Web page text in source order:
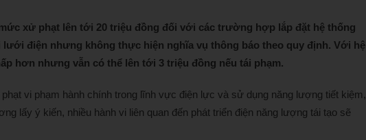
xử phạt lên tới 20 triệu đồng đối với các trường hợp lắp đặt hệ thống
lưới điện nhưng không thực hiện nghĩa vụ thông báo theo quy định. Với hệ
hơn nhưng vẫn có thể lên tới 3 triệu đồng nếu tái phạm.
vi phạm hành chính trong lĩnh vực điện lực và sử dụng năng lượng tiết kiệm,
lấy ý kiến, nhiều hành vi liên quan đến phát triển điện năng lượng tái tạo sẽ